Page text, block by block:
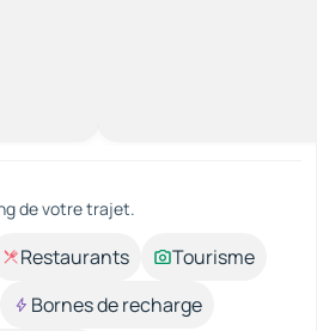
de votre trajet.
Restaurants
Tourisme
Bornes de recharge